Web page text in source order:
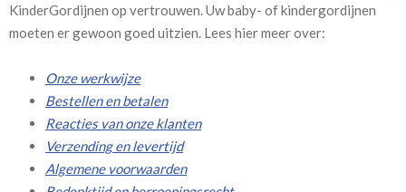
KinderGordijnen op vertrouwen. Uw baby- of kindergordijnen
moeten er gewoon goed uitzien. Lees hier meer over:
Onze werkwijze
Bestellen en betalen
Reacties van onze klanten
Verzending en levertijd
Algemene voorwaarden